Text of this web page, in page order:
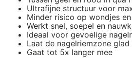
Ultrafijne structuur voor
Minder risico op wondjes
Werkt snel, soepel en
Ideaal voor gevoelige
Laat de nagelriemzone
Gaat tot 5x langer mee